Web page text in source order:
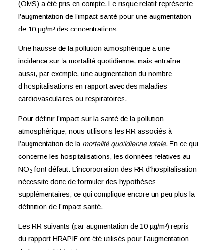
(OMS) a été pris en compte. Le risque relatif représente
l’augmentation de l’impact santé pour une augmentation
de 10 µg/m³ des concentrations.
Une hausse de la pollution atmosphérique a une
incidence sur la mortalité quotidienne, mais entraîne
aussi, par exemple, une augmentation du nombre
d’hospitalisations en rapport avec des maladies
cardiovasculaires ou respiratoires.
Pour définir l’impact sur la santé de la pollution
atmosphérique, nous utilisons les RR associés à
l’augmentation de la mortalité quotidienne totale. En ce qui
concerne les hospitalisations, les données relatives au
NO2 font défaut. L’incorporation des RR d’hospitalisation
nécessite donc de formuler des hypothèses
supplémentaires, ce qui complique encore un peu plus la
définition de l’impact santé.
Les RR suivants (par augmentation de 10 µg/m³) repris
du rapport HRAPIE ont été utilisés pour l’augmentation